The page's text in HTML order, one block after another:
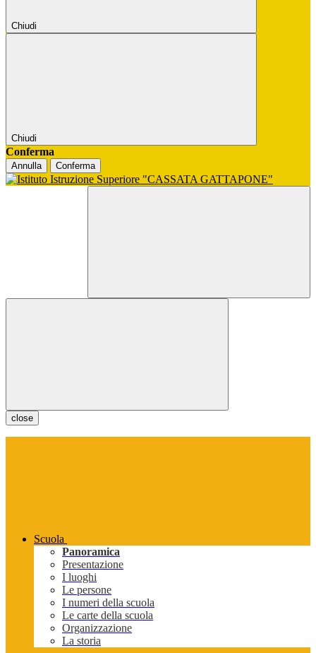
Chiudi
Chiudi
Conferma
Annulla Conferma
close
Scuola
Panoramica
Presentazione
I luoghi
Le persone
I numeri della scuola
Le carte della scuola
Organizzazione
La storia